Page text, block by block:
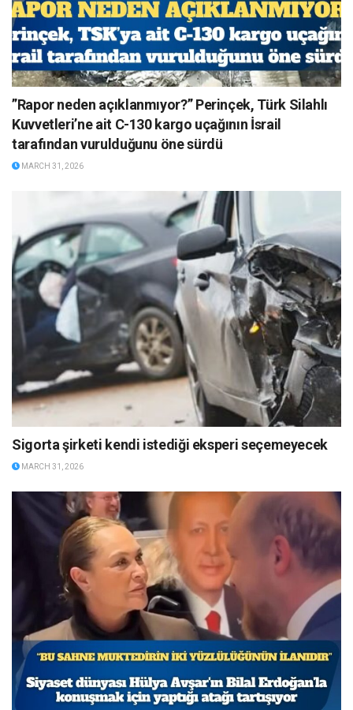
”Rapor neden açıklanmıyor?” Perinçek, Türk Silahlı
Kuvvetleri’ne ait C-130 kargo uçağının İsrail
tarafından vurulduğunu öne sürdü
MARCH 31, 2026
Sigorta şirketi kendi istediği eksperi seçemeyecek
MARCH 31, 2026